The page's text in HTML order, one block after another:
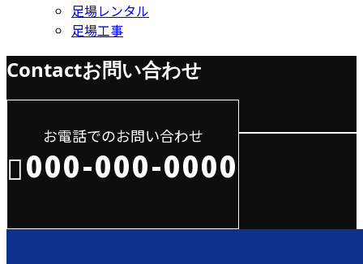
足場レンタル
足場工事
Contactお問い合わせ
お電話でのお問い合わせ
000-000-0000